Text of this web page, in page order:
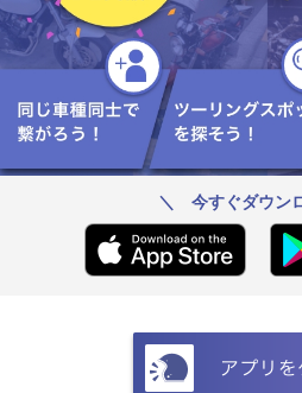
＼ 今すぐダウン